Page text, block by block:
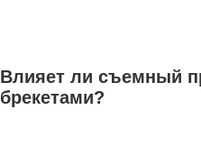
Влияет ли съемный
брекетами?